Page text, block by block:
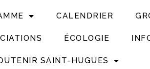
CALENDRIER
ÉCOLOGIE
SAINT-HUGUES